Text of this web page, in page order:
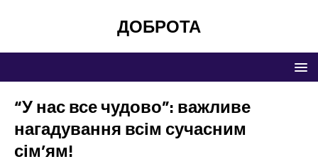
ДОБРОТА
“У нас все чудово”: важливе
нагадування всім сучасним
сім’ям!